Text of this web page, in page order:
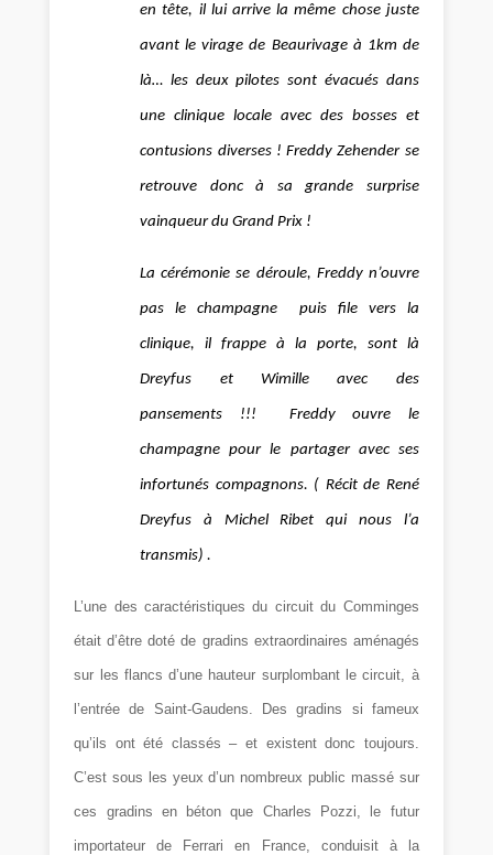
en tête, il lui arrive la même chose juste
avant le virage de Beaurivage à 1km de
là… les deux pilotes sont évacués dans
une clinique locale avec des bosses et
contusions diverses ! Freddy Zehender se
retrouve donc à sa grande surprise
vainqueur du Grand Prix !
La cérémonie se déroule, Freddy n’ouvre
pas le champagne puis file vers la
clinique, il frappe à la porte, sont là
Dreyfus et Wimille avec des
pansements !!! Freddy ouvre le
champagne pour le partager avec ses
infortunés compagnons. ( Récit de René
Dreyfus à Michel Ribet qui nous l’a
transmis) .
L’une des caractéristiques du circuit du Comminges
était d’être doté de gradins extraordinaires aménagés
sur les flancs d’une hauteur surplombant le circuit, à
l’entrée de Saint-Gaudens. Des gradins si fameux
qu’ils ont été classés – et existent donc toujours.
C’est sous les yeux d’un nombreux public massé sur
ces gradins en béton que Charles Pozzi, le futur
importateur de Ferrari en France, conduisit à la